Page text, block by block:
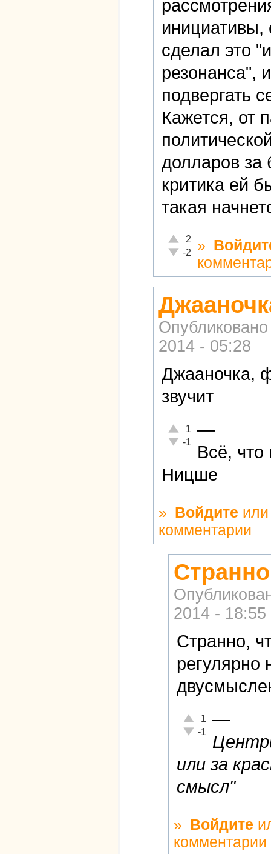
инициативы,
сделал это
резонанса",
подвергать
Кажется, от
долларов за
критика ей
такая
Отлично!
2
Неадекватно!
-2 »
2014 - 05:28
Джааночка,
звучит
Отлично!
1
Неадекватно!
-1
—
Всё, что
Ницше
» Войдите
комментарии
2014 - 18:55
Странно,
регулярно
Отлично!
1
Неадекватно!
-1
—
или за
смысл"
» Войдите
комментарии